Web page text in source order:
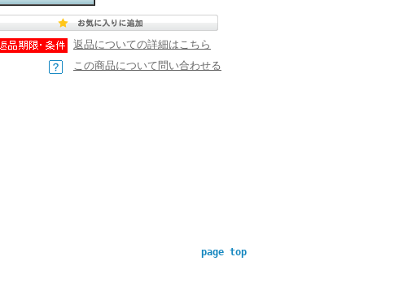
返品についての詳細はこちら
この商品について問い合わせる
page top